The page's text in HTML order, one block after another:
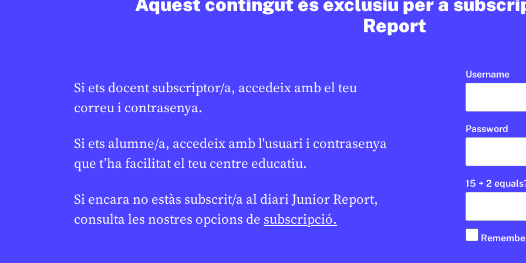
Report
Si ets docent subscriptor/a, accedeix amb el teu
correu i contrasenya.
Si ets alumne/a, accedeix amb l'usuari i contrasenya
que t’ha facilitat el teu centre educatiu.
Si encara no estàs subscrit/a al diari Junior Report,
consulta les nostres opcions de subscripció.
Username
Password
15 + 2
BATXILLERAT
CICLE SUPERIOR DE PRIMÀRIA